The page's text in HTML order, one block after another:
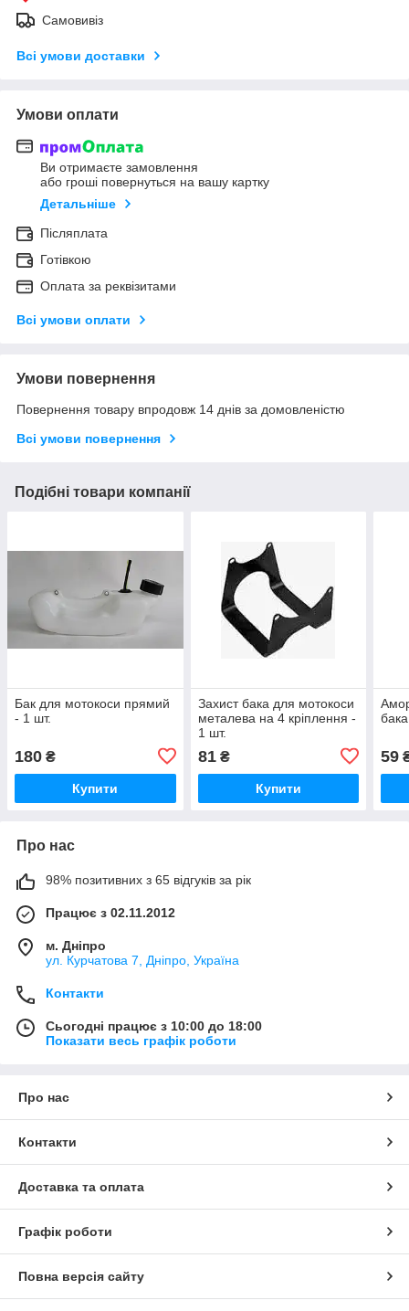
Самовивіз
Всі умови доставки
Умови оплати
Ви отримаєте замовлення
або гроші повернуться на вашу картку
Детальніше
Післяплата
Готівкою
Оплата за реквізитами
Всі умови оплати
Умови повернення
Повернення товару впродовж 14 днів за домовленістю
Всі умови повернення
Подібні товари компанії
Бак для мотокоси прямий
- 1 шт.
180 ₴
Купити
Захист бака для мотокоси
металева на 4 кріплення -
1 шт.
81₴
Купити
59
Про нас
98% позитивних з 65 відгуків за рік
Працює з 02.11.2012
м. Дніпро
ул. Курчатова 7, Дніпро, Україна
Контакти
Сьогодні працює з 10:00 до 18:00
Показати весь графік роботи
Про нас
Контакти
Доставка та оплата
Графік роботи
Повна версія сайту